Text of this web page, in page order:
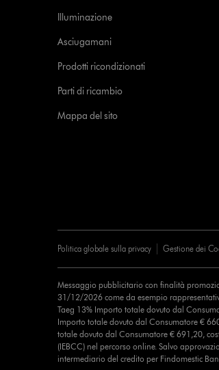
Illuminazione
Asciugamani
Prodotti ricondizionati
Parti di ricambio
Mappa del sito
Politica globale sulla privacy Gestione dei
Messaggio pubblicitario con finalità
31/12/2026 come da esempio
Taeg 13% Importo totale dovuto dal
Importo totale dovuto dal Consumatore €
totale dovuto dal Consumatore € 691,20,
(IEBCC) nel percorso online. Salvo
intermediario del credito per Findomestic